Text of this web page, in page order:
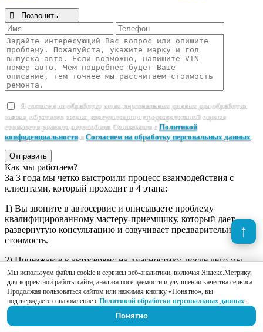
 Позвонить
Я согласен на обработку моих персональных данных для обработки
заявки, обратного звонка, консультации и предварительной оценки
стоимости ремонта автомобиля. Ознакомлен с Политикой
конфиденциальностии Согласием на обработку персональных данных
Отправить
Как мы работаем?
За 3 года мы четко выстроили процесс взаимодействия с
клиентами, который проходит в 4 этапа:
1) Вы звоните в автосервис и описываете проблему
квалифицированному мастеру-приемщику, который дает
развернутую консультацию и озвучивает предварительную
стоимость.
2) Приезжаете в автосервис на диагностику, после чего мы
открываем заказ-наряд в 2 экземплярах, где согласовываем
план работ и утверждаем стоимость.
3) Наши специалисты реализуют намеченный план,
предоставляя Вам фотоотчет о проделанной работе. Если по
ходу ремонта окажется, что автомобиль нуждается в
Мы используем файлы cookie и сервисы веб-аналитики, включая Яндекс.Метрику,
для корректной работы сайта, анализа посещаемости и улучшения качества сервиса.
Продолжая пользоваться сайтом или нажимая кнопку «Понятно», вы
подтверждаете ознакомление с Политикой обработки персональных данных.
Понятно